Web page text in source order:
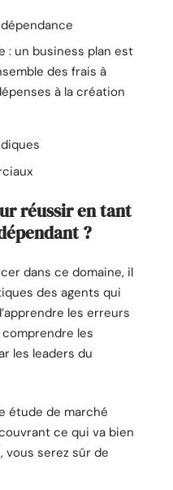
: un business plan est
des frais à
à la création
réussir en tant
?
dans ce domaine, il
des agents qui
les erreurs
les
les leaders du
étude de marché
ce qui va bien
vous serez sûr de